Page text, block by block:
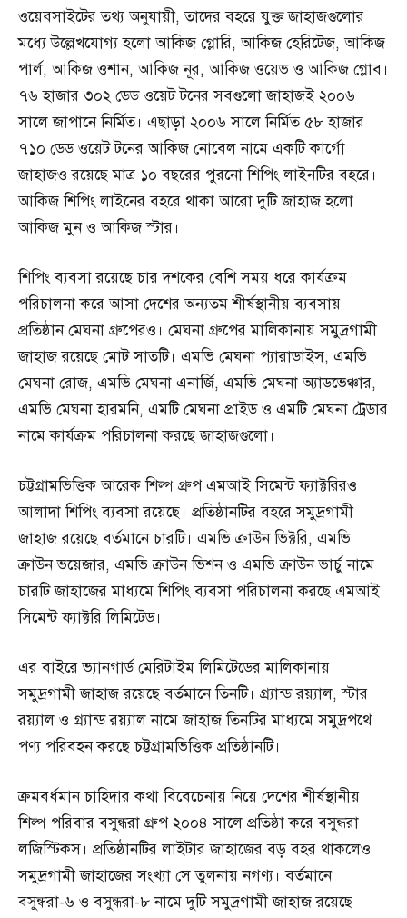
ওয়েবসাইটের তথ্য অনুযায়ী, তাদের বহরে যুক্ত জাহাজগুলোর
মধ্যে উল্লেখযোগ্য হলো আকিজ গ্লোরি, আকিজ হেরিটেজ, আকিজ
পার্ল, আকিজ ওশান, আকিজ নূর, আকিজ ওয়েভ ও আকিজ গ্লোব।
৭৬ হাজার ৩০২ ডেড ওয়েট টনের সবগুলো জাহাজই ২০০৬
সালে জাপানে নির্মিত। এছাড়া ২০০৬ সালে নির্মিত ৫৮ হাজার
৭১০ ডেড ওয়েট টনের আকিজ নোবেল নামে একটি কার্গো
জাহাজও রয়েছে মাত্র ১০ বছরের পুরনো শিপিং লাইনটির বহরে।
আকিজ শিপিং লাইনের বহরে থাকা আরো দুটি জাহাজ হলো
আকিজ মুন ও আকিজ স্টার।
শিপিং ব্যবসা রয়েছে চার দশকের বেশি সময় ধরে কার্যক্রম
পরিচালনা করে আসা দেশের অন্যতম শীর্ষস্থানীয় ব্যবসায়
প্রতিষ্ঠান মেঘনা গ্রুপেরও। মেঘনা গ্রুপের মালিকানায় সমুদ্রগামী
জাহাজ রয়েছে মোট সাতটি। এমভি মেঘনা প্যারাডাইস, এমভি
মেঘনা রোজ, এমভি মেঘনা এনার্জি, এমভি মেঘনা অ্যাডভেঞ্চার,
এমভি মেঘনা হারমনি, এমটি মেঘনা প্রাইড ও এমটি মেঘনা ট্রেডার
নামে কার্যক্রম পরিচালনা করছে জাহাজগুলো।
চট্টগ্রামভিত্তিক আরেক শিল্প গ্রুপ এমআই সিমেন্ট ফ্যাক্টরিরও
আলাদা শিপিং ব্যবসা রয়েছে। প্রতিষ্ঠানটির বহরে সমুদ্রগামী
জাহাজ রয়েছে বর্তমানে চারটি। এমভি ক্রাউন ভিক্টরি, এমভি
ক্রাউন ভয়েজার, এমভি ক্রাউন ভিশন ও এমভি ক্রাউন ভার্চু নামে
চারটি জাহাজের মাধ্যমে শিপিং ব্যবসা পরিচালনা করছে এমআই
সিমেন্ট ফ্যাক্টরি লিমিটেড।
এর বাইরে ভ্যানগার্ড মেরিটাইম লিমিটেডের মালিকানায়
সমুদ্রগামী জাহাজ রয়েছে বর্তমানে তিনটি। গ্র্যান্ড রয়্যাল, স্টার
রয়্যাল ও গ্র্যান্ড রয়্যাল নামে জাহাজ তিনটির মাধ্যমে সমুদ্রপথে
পণ্য পরিবহন করছে চট্টগ্রামভিত্তিক প্রতিষ্ঠানটি।
ক্রমবর্ধমান চাহিদার কথা বিবেচেনায় নিয়ে দেশের শীর্ষস্থানীয়
শিল্প পরিবার বসুন্ধরা গ্রুপ ২০০৪ সালে প্রতিষ্ঠা করে বসুন্ধরা
লজিস্টিকস। প্রতিষ্ঠানটির লাইটার জাহাজের বড় বহর থাকলেও
সমুদ্রগামী জাহাজের সংখ্যা সে তুলনায় নগণ্য। বর্তমানে
বসুন্ধরা-৬ ও বসুন্ধরা-৮ নামে দুটি সমুদ্রগামী জাহাজ রয়েছে